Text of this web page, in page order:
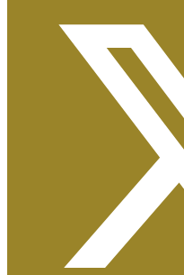
Certificaciones ISO